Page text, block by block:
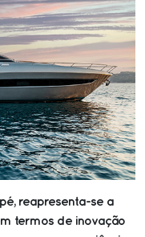
reapresenta-se a
termos de inovação